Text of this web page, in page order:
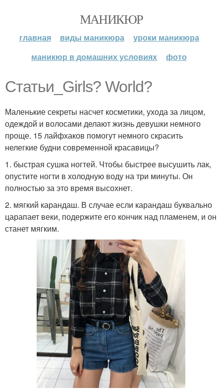
МАНИКЮР
главная виды маникюра
уроки маникюра
маникюр в домашних условиях
фото
Статьи_Girls? World?
Маленькие секреты насчет косметики, ухода за лицом,
одеждой и волосами делают жизнь девушки немного
проще. 15 лайфхаков помогут немного скрасить
нелегкие будни современной красавицы?
1. быстрая сушка ногтей. Чтобы быстрее высушить лак,
опустите ногти в холодную воду на три минуты. Он
полностью за это время высохнет.
2. мягкий карандаш. В случае если карандаш буквально
царапает веки, подержите его кончик над пламенем, и он
станет мягким.